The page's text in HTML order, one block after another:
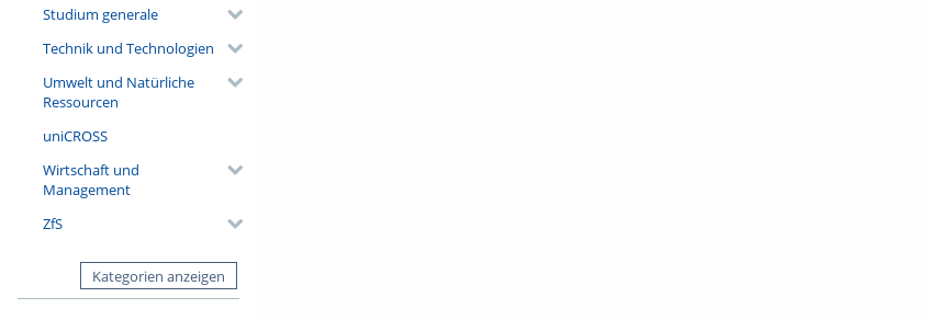
Studium generale
Technik und Technologien
Umwelt und Natürliche
Ressourcen
uniCROSS
Wirtschaft und
Management
ZfS
Kategorien anzeigen